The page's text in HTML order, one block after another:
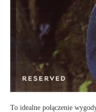
To idealne połączenie